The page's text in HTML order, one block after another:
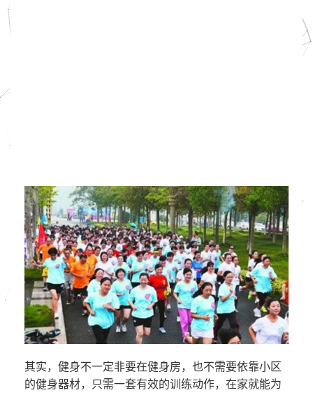
其实，健身不一定非要在健身房，也不需要依靠小区
的健身器材，只需一套有效的训练动作，在家就能为